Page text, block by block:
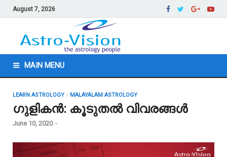
August 7, 2026
MAIN MENU
LEARN ASTROLOGY / MALAYALAM ASTROLOGY
ഗുളികൻ: കൂടുതൽ വിവരങ്ങൾ
June 10, 2020 -